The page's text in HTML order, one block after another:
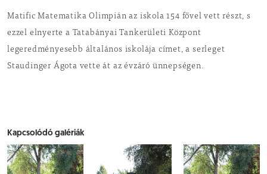
Matific Matematika Olimpián az iskola 154 fővel vett részt, s
ezzel elnyerte a Tatabányai Tankerületi Központ
legeredményesebb általános iskolája címet, a serleget
Staudinger Ágota vette át az évzáró ünnepségen.
Kapcsolódó galériák